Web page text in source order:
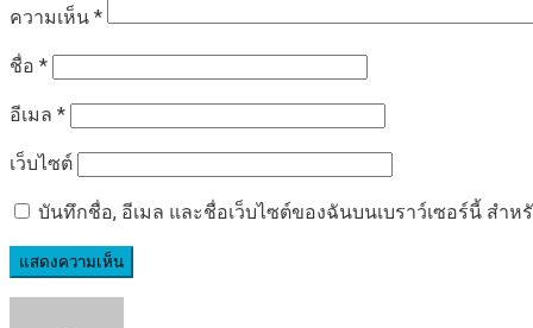
ความเห็น *
ชื่อ *
อีเมล *
เว็บไซต์
บันทึกชื่อ, อีเมล และชื่อเว็บไซต์ของฉันบนเบราว์เซอร์นี้ สำห